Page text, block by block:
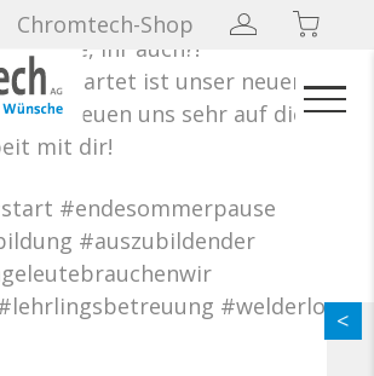
Chromtech-Shop
top erholt gestartet nach
ihr auch?!
gestartet ist unser neuer
wir freuen uns sehr auf die
mit dir!
#endesommerpause
#auszubildender
#welderlove